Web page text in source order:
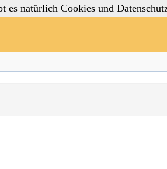
natürlich Cookies und